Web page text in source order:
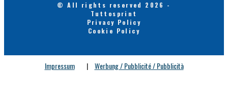
© All rights reserved 2026 -
Tuttosprint
Privacy Policy
Cookie Policy
Impressum | Werbung / Pubblicité / Pubblicità